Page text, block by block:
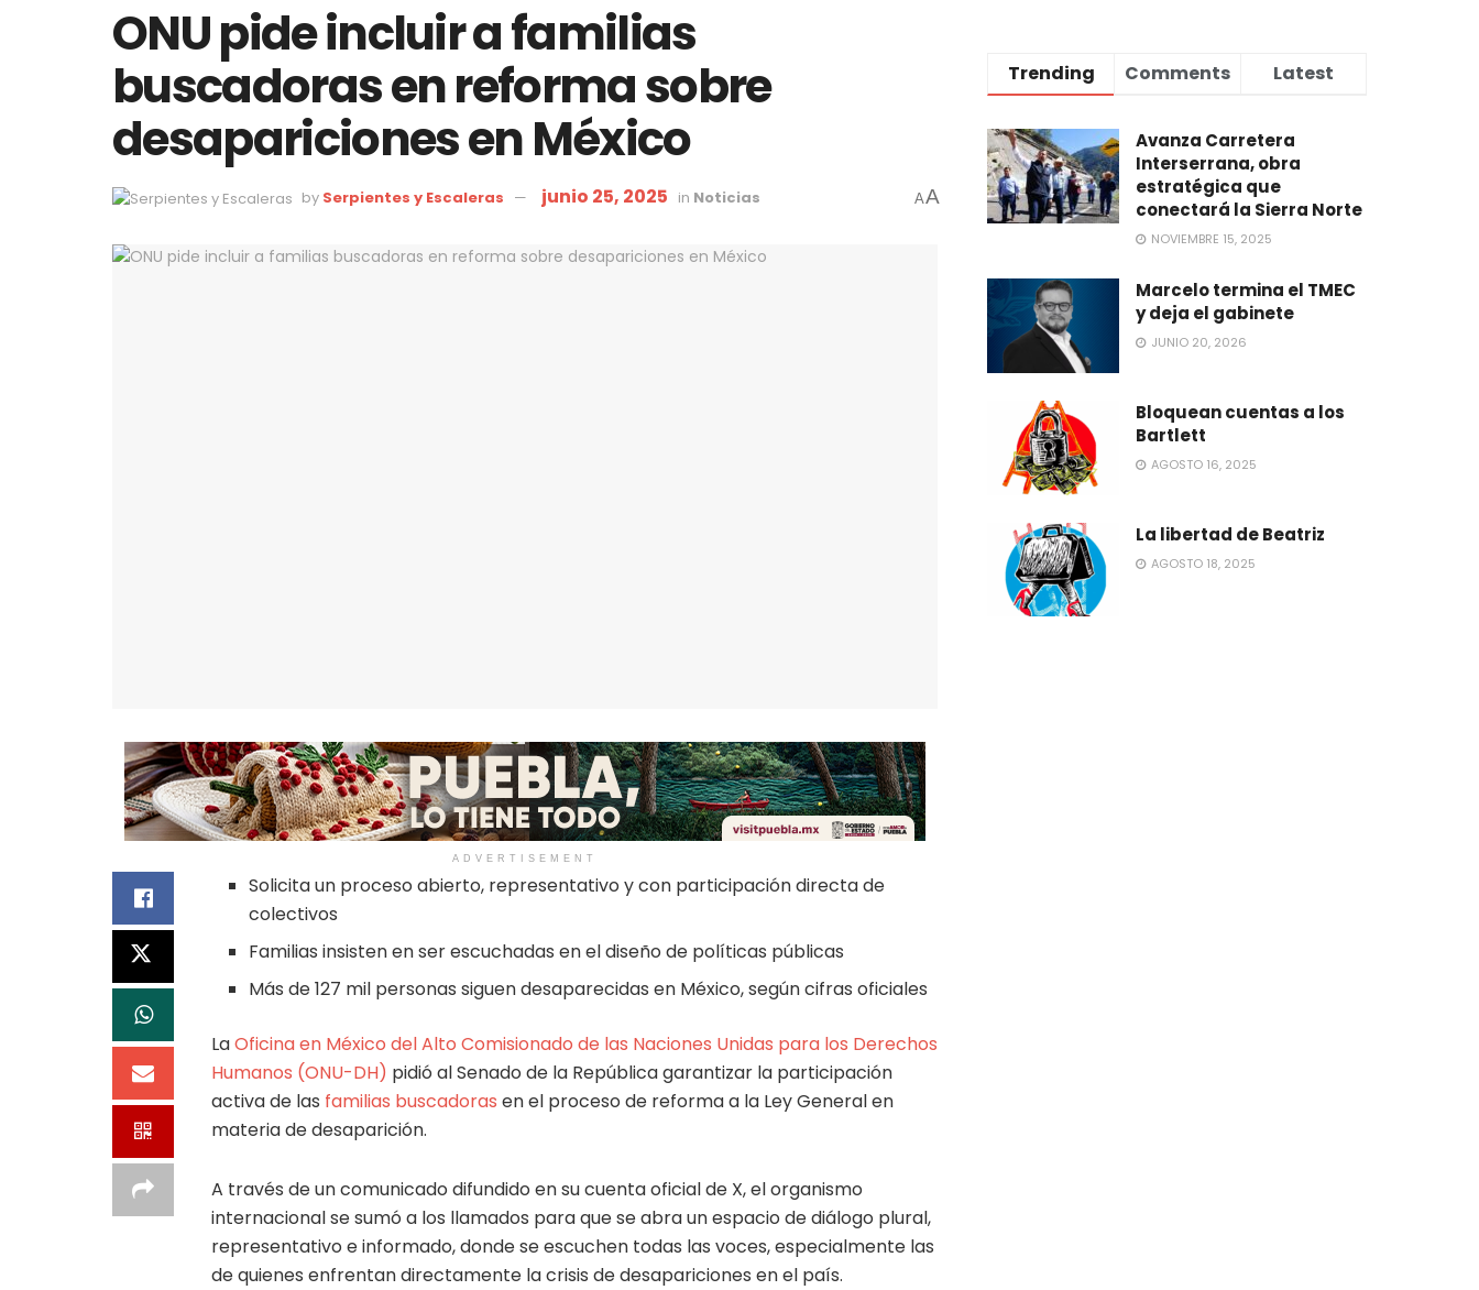
ONU pide incluir a familias
buscadoras en reforma sobre
desapariciones en México
by Serpientes y Escaleras junio 25, 2025 in Noticias AA
ADVERTISEMENT
Solicita un proceso abierto, representativo y con participación directa de
colectivos
Familias insisten en ser escuchadas en el diseño de políticas públicas
Más de 127 mil personas siguen desaparecidas en México, según cifras oficiales
LaOficina en México del Alto Comisionado de las Naciones Unidas para los Derechos
Humanos (ONU-DH) pidió al Senado de la República garantizar la participación
activa de las familias buscadoras en el proceso de reforma a la Ley General en
materia de desaparición.
A través de un comunicado difundido en su cuenta oficial de X, el organismo
internacional se sumó a los llamados para que se abra un espacio de diálogo plural,
representativo e informado, donde se escuchen todas las voces, especialmente las
de quienes enfrentan directamente la crisis de desapariciones en el país.
Trending Comments Latest
Avanza Carretera
Interserrana, obra
estratégica que
conectará la Sierra Norte
NOVIEMBRE 15, 2025
Marcelo termina el TMEC
y deja el gabinete
JUNIO 20, 2026
Bloquean cuentas a los
Bartlett
AGOSTO 16, 2025
La libertad de Beatriz
AGOSTO 18, 2025